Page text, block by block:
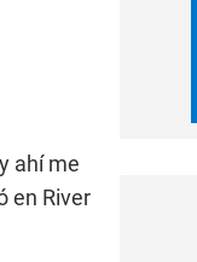
ahí me
en River